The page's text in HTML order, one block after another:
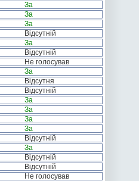
За
За
За
Відсутній
За
Відсутній
Не голосував
За
Відсутня
Відсутній
За
За
За
За
Відсутній
За
Відсутній
Відсутній
Не голосував